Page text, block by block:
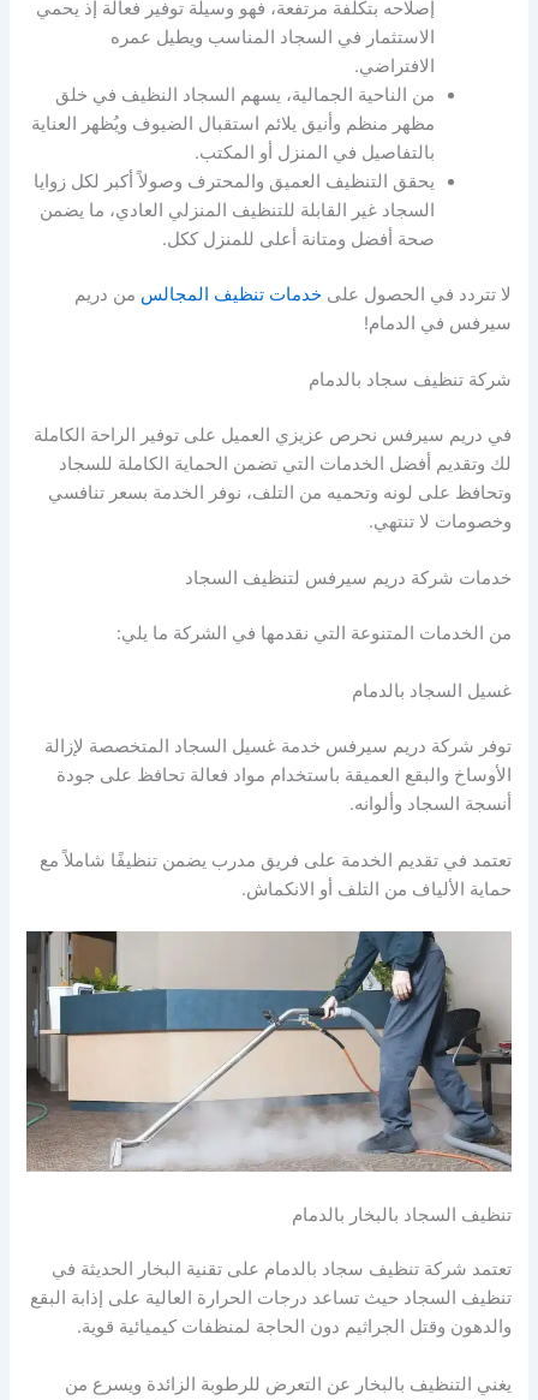
إصلاحه بتكلفة مرتفعة، فهو وسيلة توفير فعالة إذ يحمي
الاستثمار في السجاد المناسب ويطيل عمره
الافتراضي.
من الناحية الجمالية، يسهم السجاد النظيف في خلق
مظهر منظم وأنيق يلائم استقبال الضيوف ويُظهر العناية
بالتفاصيل في المنزل أو المكتب.
يحقق التنظيف العميق والمحترف وصولاً أكبر لكل زوايا
السجاد غير القابلة للتنظيف المنزلي العادي، ما يضمن
صحة أفضل ومتانة أعلى للمنزل ككل.
لا تتردد في الحصول علىخدمات تنظيف المجالس من دريم
سيرفس في الدمام!
شركة تنظيف سجاد بالدمام
في دريم سيرفس نحرص عزيزي العميل على توفير الراحة الكاملة
لك وتقديم أفضل الخدمات التي تضمن الحماية الكاملة للسجاد
وتحافظ على لونه وتحميه من التلف، نوفر الخدمة بسعر تنافسي
وخصومات لا تنتهي.
خدمات شركة دريم سيرفس لتنظيف السجاد
من الخدمات المتنوعة التي نقدمها في الشركة ما يلي:
غسيل السجاد بالدمام
توفر شركة دريم سيرفس خدمة غسيل السجاد المتخصصة لإزالة
الأوساخ والبقع العميقة باستخدام مواد فعالة تحافظ على جودة
أنسجة السجاد وألوانه.
تعتمد في تقديم الخدمة على فريق مدرب يضمن تنظيفًا شاملاً مع
حماية الألياف من التلف أو الانكماش.
تنظيف السجاد بالبخار بالدمام
تعتمد شركة تنظيف سجاد بالدمام على تقنية البخار الحديثة في
تنظيف السجاد حيث تساعد درجات الحرارة العالية على إذابة البقع
والدهون وقتل الجراثيم دون الحاجة لمنظفات كيميائية قوية.
يغني التنظيف بالبخار عن التعرض للرطوبة الزائدة ويسرع من